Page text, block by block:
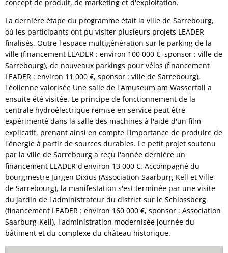
concept de produit, de marketing et d'exploitation.
La dernière étape du programme était la ville de Sarrebourg,
où les participants ont pu visiter plusieurs projets LEADER
finalisés. Outre l'espace multigénération sur le parking de la
ville (financement LEADER : environ 100 000 €, sponsor : ville de
Sarrebourg), de nouveaux parkings pour vélos (financement
LEADER : environ 11 000 €, sponsor : ville de Sarrebourg),
l'éolienne valorisée Une salle de l'Amuseum am Wasserfall a
ensuite été visitée. Le principe de fonctionnement de la
centrale hydroélectrique remise en service peut être
expérimenté dans la salle des machines à l'aide d'un film
explicatif, prenant ainsi en compte l'importance de produire de
l'énergie à partir de sources durables. Le petit projet soutenu
par la ville de Sarrebourg a reçu l'année dernière un
financement LEADER d'environ 13 000 €. Accompagné du
bourgmestre Jürgen Dixius (Association Saarburg-Kell et Ville
de Sarrebourg), la manifestation s'est terminée par une visite
du jardin de l'administrateur du district sur le Schlossberg
(financement LEADER : environ 160 000 €, sponsor : Association
Saarburg-Kell), l'administration modernisée journée du
bâtiment et du complexe du château historique.